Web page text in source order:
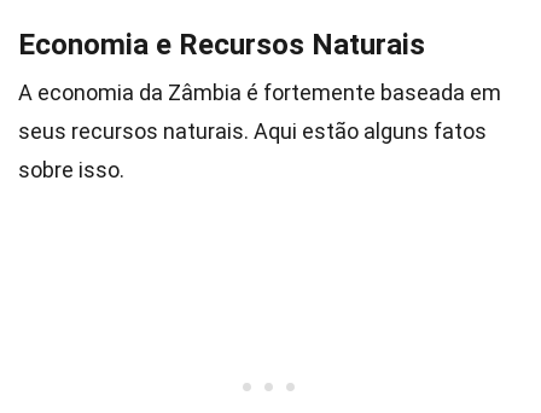
Economia e Recursos Naturais
A economia da Zâmbia é fortemente baseada em
seus recursos naturais. Aqui estão alguns fatos
sobre isso.